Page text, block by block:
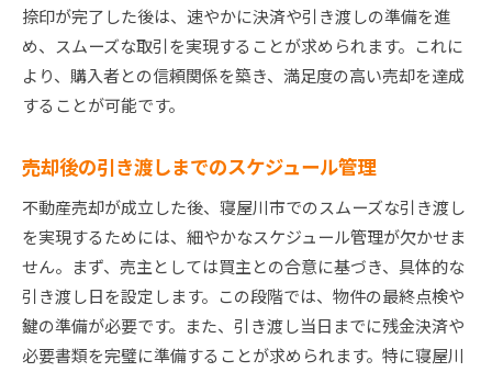
捺印が完了した後は、速やかに決済や引き渡しの準備を進
め、スムーズな取引を実現することが求められます。これに
より、購入者との信頼関係を築き、満足度の高い売却を達成
することが可能です。
売却後の引き渡しまでのスケジュール管理
不動産売却が成立した後、寝屋川市でのスムーズな引き渡し
を実現するためには、細やかなスケジュール管理が欠かせま
せん。まず、売主としては買主との合意に基づき、具体的な
引き渡し日を設定します。この段階では、物件の最終点検や
鍵の準備が必要です。また、引き渡し当日までに残金決済や
必要書類を完璧に準備することが求められます。特に寝屋川